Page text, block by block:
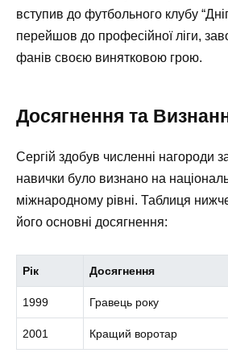
вступив до футбольного клубу
перейшов до професійної ліги,
фанів своєю винятковою грою.
Досягнення та
Сергій здобув численні нагороди
навички було визнано на
міжнародному рівні. Таблиця
його основні досягнення:
Рік Досягнення
1999 Гравець року
2001 Кращий воротар